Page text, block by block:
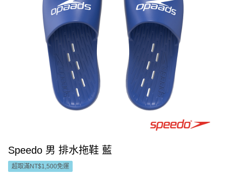
Speedo 男 排水拖鞋 藍
超取滿NT$1,500免運